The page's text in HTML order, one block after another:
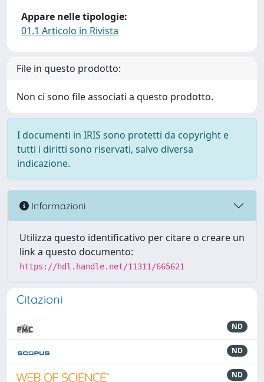
Appare nelle tipologie:
01.1 Articolo in Rivista
File in questo prodotto:
Non ci sono file associati a questo prodotto.
I documenti in IRIS sono protetti da copyright e
tutti i diritti sono riservati, salvo diversa
indicazione.
Informazioni
Utilizza questo identificativo per citare o creare un
link a questo documento:
https://hdl.handle.net/11311/665621
Citazioni
ND
ND
ND